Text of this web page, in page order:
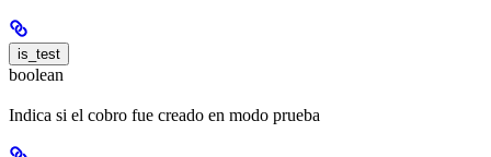
is_test
boolean
Indica si el cobro fue creado en modo prueba